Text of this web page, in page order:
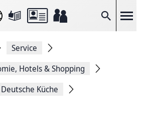
Suche
Service
Hotels & Shopping
Deutsche Küche